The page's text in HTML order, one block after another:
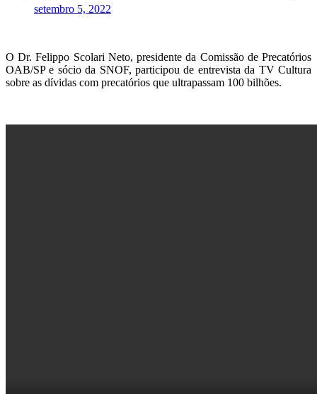
setembro 5, 2022
O Dr. Felippo Scolari Neto, presidente da Comissão de Precatórios
OAB/SP e sócio da SNOF, participou de entrevista da TV Cultura
sobre as dívidas com precatórios que ultrapassam 100 bilhões.